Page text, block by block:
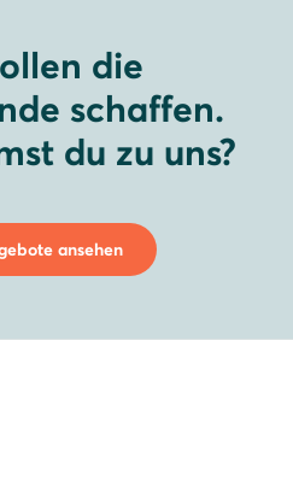
die
schaffen.
du zu uns?
ansehen